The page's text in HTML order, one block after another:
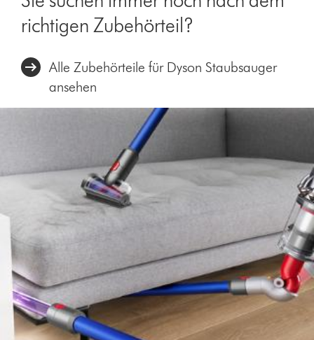
richtigen Zubehörteil?
Alle Zubehörteile für Dyson Staubsauger
ansehen